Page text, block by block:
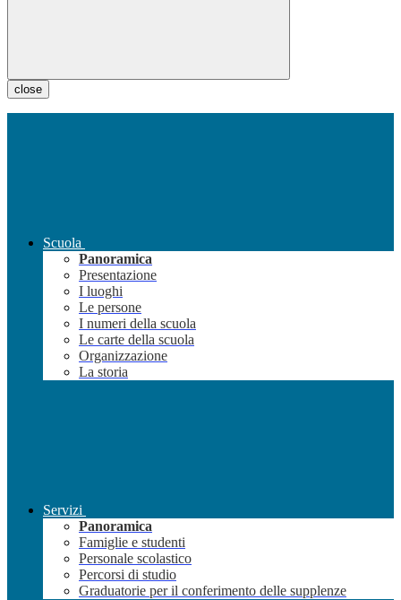
close
Scuola
Panoramica
Presentazione
I luoghi
Le persone
I numeri della scuola
Le carte della scuola
Organizzazione
La storia
Servizi
Panoramica
Famiglie e studenti
Personale scolastico
Percorsi di studio
Graduatorie per il conferimento delle supplenze